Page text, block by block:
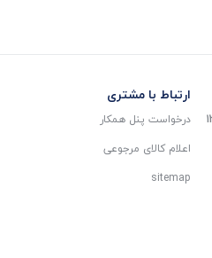
ارتباط با مشتری
درخواست پنل همکار
اعلام کالای مرجوعی
sitemap